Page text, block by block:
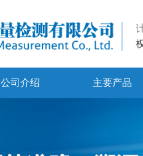
公司介绍 主要产品